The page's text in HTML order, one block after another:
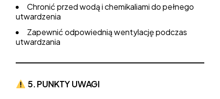
Chronić przed wodą i chemikaliami do pełnego
utwardzenia
Zapewnić odpowiednią wentylację podczas
utwardzania
5. PUNKTY UWAGI